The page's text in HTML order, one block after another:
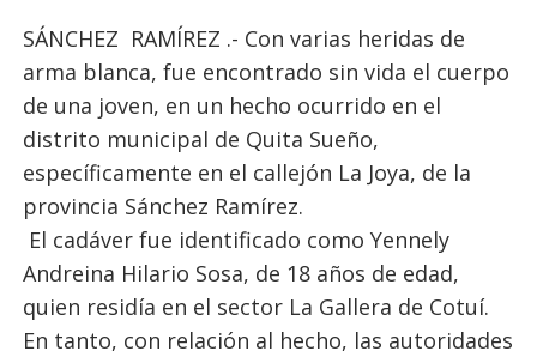
SÁNCHEZ RAMÍREZ .- Con varias heridas de
arma blanca, fue encontrado sin vida el cuerpo
de una joven, en un hecho ocurrido en el
distrito municipal de Quita Sueño,
específicamente en el callejón La Joya, de la
provincia Sánchez Ramírez.​
El cadáver fue identificado como Yennely
Andreina Hilario Sosa, de 18 años de edad,
quien residía en el sector La Gallera de Cotuí.
En tanto, con relación al hecho, las autoridades